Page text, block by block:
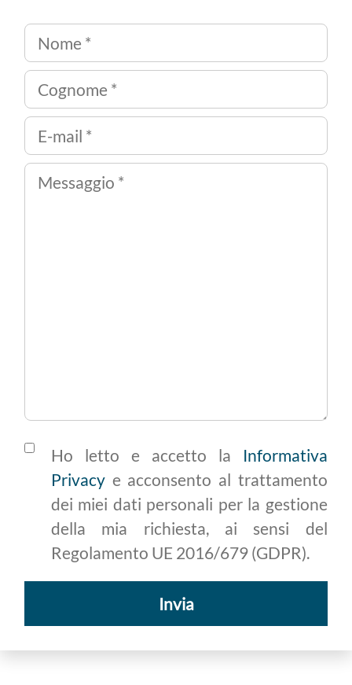
Ho letto e accetto la Informativa
Privacye acconsento al trattamento
dei miei dati personali per la gestione
della mia richiesta, ai sensi del
Regolamento UE 2016/679 (GDPR).